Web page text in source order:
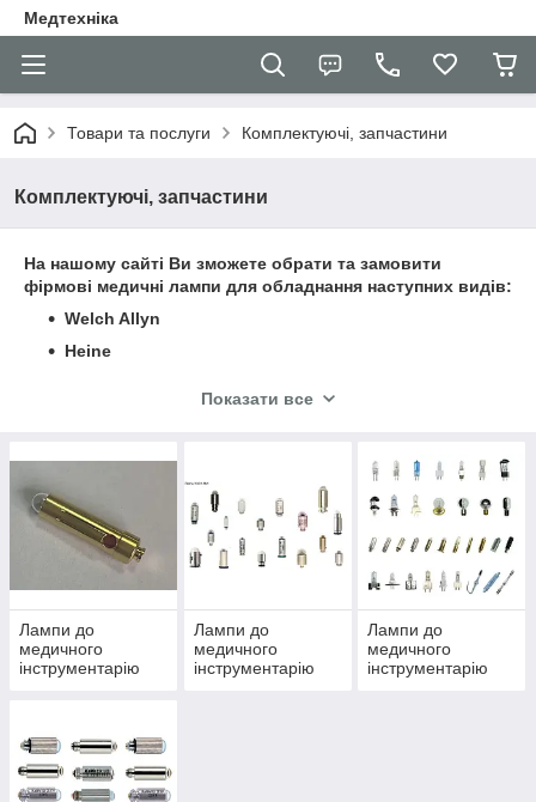
Медтехніка
Товари та послуги Комплектуючі, запчастини
Комплектуючі, запчастини
На нашому сайті Ви зможете обрати та замовити
фірмові медичні лампи для обладнання наступних видів:
Welch Allyn
Heine
дзеркал (спікул) та проктологічних головок, дерматоскопов,
отоскопов, ларингоскопов, вакуумних і щілинних ламп.
Увага! Обов'язково вивчіть техпаспорт виробів, щоб
дізнатися, яка лампа підходить до конкретного апарату,
або проконсультуйтеся з нашими менеджерами!
Показати все
Лампи до
медичного
інструментарію
Лампи до
медичного
інструментарію
Лампи до
медичного
інструментарію